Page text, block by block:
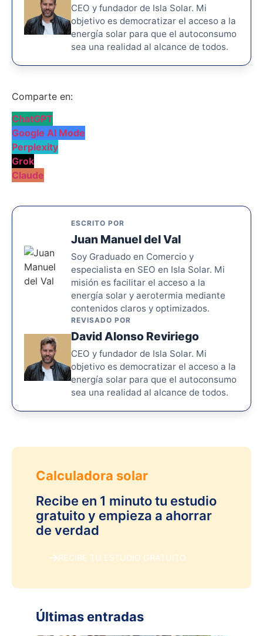
CEO y fundador de Isla Solar. Mi
objetivo es democratizar el acceso a la
energía solar para que el autoconsumo
sea una realidad al alcance de todos.
Comparte en:
ChatGPT
Google AI Mode
Perplexity
Grok
Claude
ESCRITO POR
Juan Manuel del Val
Soy Graduado en Comercio y
especialista en SEO en Isla Solar. Mi
misión es facilitar el acceso a la
energía solar y aerotermia mediante
contenidos claros y optimizados.
REVISADO POR
David Alonso Reviriego
CEO y fundador de Isla Solar. Mi
objetivo es democratizar el acceso a la
energía solar para que el autoconsumo
sea una realidad al alcance de todos.
Calculadora solar
Recibe en 1 minuto tu estudio
gratuito y empieza a ahorrar
de verdad
RECIBE TU ESTUDIO GRATUITO
Últimas entradas